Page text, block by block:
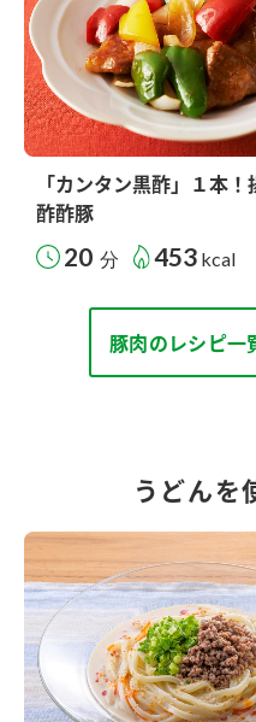
「カンタン黒酢」１本
酢酢豚
20 分 453 kcal
豚肉のレシピ一
うどんを